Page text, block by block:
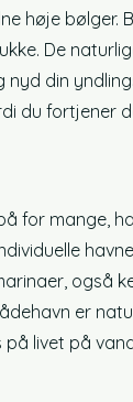
høje bølger.
De
din
du fortjener
for mange,
også
er
livet på